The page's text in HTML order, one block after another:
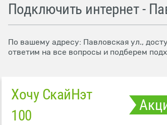
Подключить интернет -
По вашему адресу: Павловская ул.,
ответим на все вопросы и подберем
Хочу СкайНэт
100